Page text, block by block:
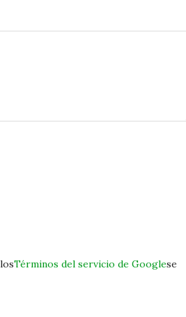
Términos del servicio de Googlese